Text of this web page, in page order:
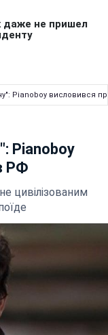
Pianoboy висловився
Pianoboy
РФ
цивілізованим